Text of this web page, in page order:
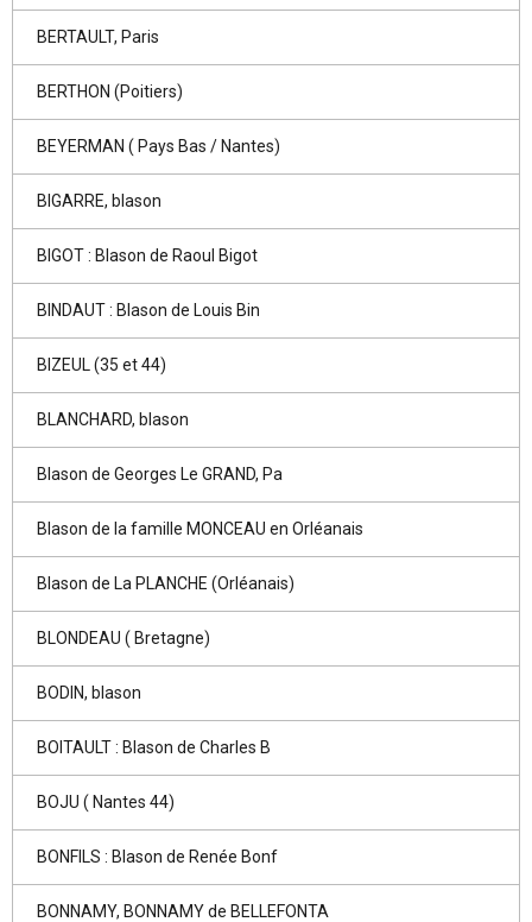
BERTAULT, Paris
BERTHON (Poitiers)
BEYERMAN ( Pays Bas / Nantes)
BIGARRE, blason
BIGOT : Blason de Raoul Bigot
BINDAUT : Blason de Louis Bin
BIZEUL (35 et 44)
BLANCHARD, blason
Blason de Georges Le GRAND, Pa
Blason de la famille MONCEAU en Orléanais
Blason de La PLANCHE (Orléanais)
BLONDEAU ( Bretagne)
BODIN, blason
BOITAULT : Blason de Charles B
BOJU ( Nantes 44)
BONFILS : Blason de Renée Bonf
BONNAMY, BONNAMY de BELLEFONTA